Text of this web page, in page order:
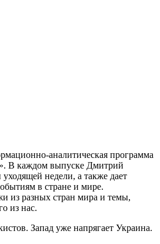
аналитическая программа
В каждом выпуске Дмитрий
недели, а также дает
в стране и мире.
из разных стран мира и темы,
из нас.
Запад уже напрягает Украина.